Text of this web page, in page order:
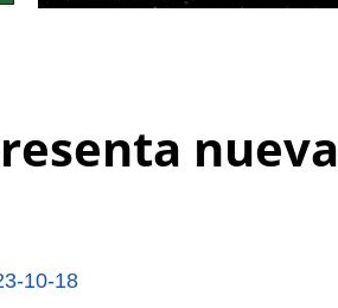
nueva
10-18